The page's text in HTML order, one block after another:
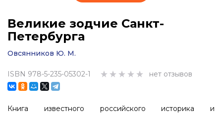
Великие зодчие Санкт-
Петербурга
Овсянников Ю. М.
ISBN 978-5-235-05302-1 нет отзывов
Книга известного российского историка и